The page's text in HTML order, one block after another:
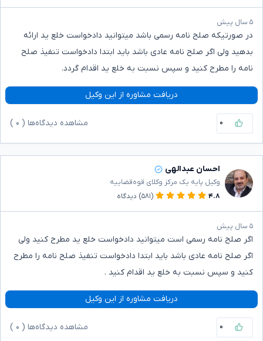
۵ سال پیش
در صورتیکه صلح نامه رسمی باشد میتوانید دادخواست خلع ید ارائه
بدهید ولی اگر صلح نامه عادی باشد باید ابتدا دادخواست تنفیذ صلح
نامه را مطرح کنید و سپس نسبت به خلع ید اقدام گردد.
دریافت مشاوره از این وکیل
۰ مشاهده دیدگاه‌ها ( ۰
احسان عبدالهی
وکیل پایه یک مرکز وکلای قوه‌قضاییه
۴.۸
(۵۸۱) دیدگاه
۵ سال پیش
اگر صلح نامه رسمی است میتوانید دادخواست خلع ید مطرح کنید ولی
اگر صلح نامه عادی باشد باید ابتدا دادخواست تنفیذ صلح نامه را مطرح
کنید و سپس نسبت به خلع ید اقدام کنید .
دریافت مشاوره از این وکیل
۰ مشاهده دیدگاه‌ها ( ۰